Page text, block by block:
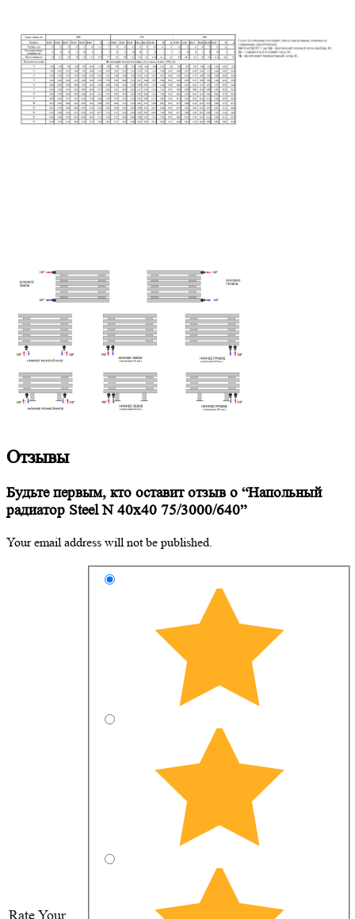
Отзывы
Будьте первым, кто оставит отзыв о “Напольный
радиатор Steel N 40х40 75/3000/640”
Your email address will not be published.
Rate Your